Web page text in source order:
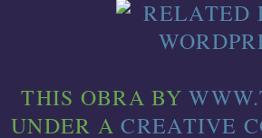
THIS OBRA BY
UNDER ACREATIVE